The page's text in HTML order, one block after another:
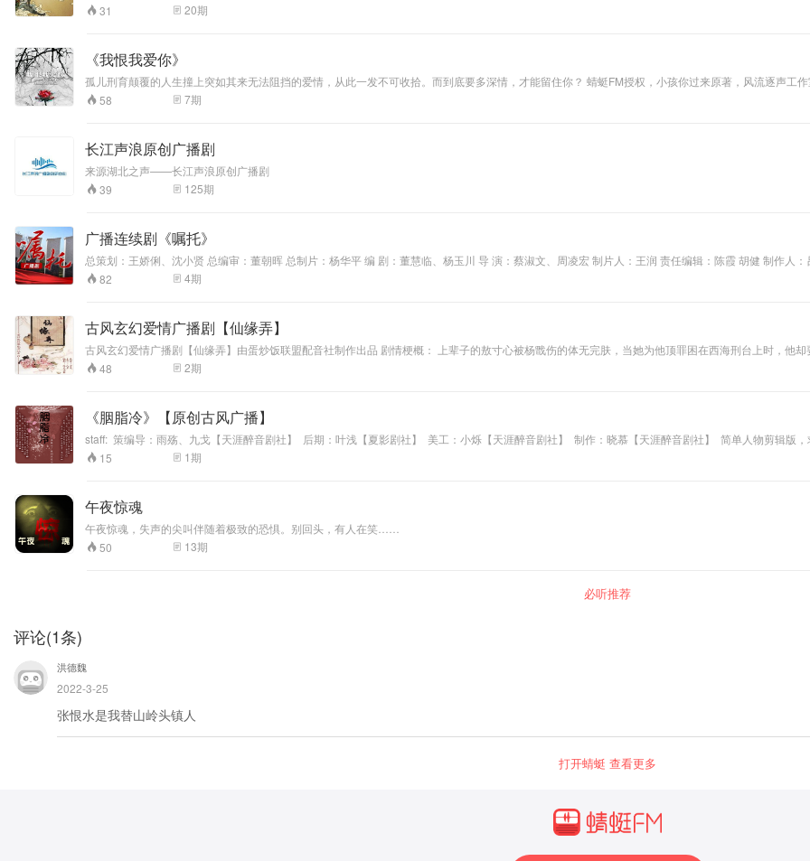
31
20期
《我恨我爱你》
孤儿刑育颠覆的人生撞上突如其来无法阻挡的爱情，从此一发不可收拾。而到底要多深情，才能留住你？ 蜻蜓FM授权，小孩你过来原著，风流逐声工
58
7期
长江声浪原创广播剧
来源湖北之声——长江声浪原创广播剧
39
125期
广播连续剧《嘱托》
总策划：王娇俐、沈小贤 总编审：董朝晖 总制片：杨华平 编 剧：董慧临、杨玉川 导 演：蔡淑文、周凌宏 制片人：王润 责任编辑：陈霞 胡健 制作人：吕晓 作 曲：于祥国 录 音：房大文 音 响：李 征 制 作：王 敏 秦梓元
剧中人物： 章水灿由赵 岭 演播 凌 群由杨 默 演播 何 远由孟 宇 演播 孙晓萍由王俪桦 演播 徐 莲由李叶萌 演播 李阿妹由张 璐 演播 刘阿公由赵述仁 演播 王兰贵由王 磊 演播 彩 云由孙 卓 演播 王教授由任 杰 演播 徐远芳由
戴佩文 演播 投资商由王旭峰 演播 参加演播的还有 钟城、刘宇宸、霍彦辰、薛凡、孟思佑、张宸恺、潘嘉萱、 季欣竹、张远韬、刘凌慧、杨瑞欣、王雨等。 解 说： 田龙 由中共余姚市委宣传部、余姚市融媒
82 4期
古风玄幻爱情广播剧【仙缘弄】
古风玄幻爱情广播剧【仙缘弄】由蛋炒饭联盟配音社制作出品 剧情梗概： 上辈子的敖寸心被杨戬伤的体无完肤，当她为他顶罪困在西海刑台上时，他
可是，当她再睁开眼的时候却发现自己回到了一切还没开始的时候，她没遇见她，他也没被她救起来。 是再一次的纠缠不清，还是碧落黄泉永不相见
没有爱过，只是，心中的那抹月光占据了他太多太多，已经成了他心头的执念。可当知道她消逝在天地之间以后，他恍然发觉，原来自己最爱的还是
【943Loft】 敖寸心：麽麽 【蛋炒饭配音】 敖听心：玄儿 【蛋炒饭配音】 嫦娥：蕙心 【蛋炒饭配音】 旁白、玉帝：弘正 【蛋炒饭配音】 西海龙王：康康 【桃花岛配音】 王母：青田 【蛋炒饭配音】 西海龙后：美人之
48 2期
《胭脂冷》【原创古风广播】
staff: 策编导：雨殇、九戈【天涯醉音剧社】 后期：叶浅【夏影剧社】 美工：小烁【天涯醉音剧社】 制作：晓慕【天涯醉音剧社】 简单人物剪辑版
醉音剧社】 绿扣：泽琰【天涯醉音剧社】 大妈：韩夏【天涯醉音剧社】 小姐：白荩【天涯醉音剧社】
15 1期
午夜惊魂
午夜惊魂，失声的尖叫伴随着极致的恐惧。别回头，有人在笑……
50
13期
必听推荐
评论(1条)
洪德魏
2022-3-25
张恨水是我替山岭头镇人
打开蜻蜓 查看更多